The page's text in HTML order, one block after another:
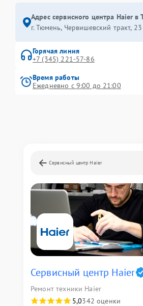
Адрес сервисного центра Haier в
г. Тюмень, ​Червишевский тракт, 23
Горячая линия
+7 (345) 221-57-86
Время работы
Ежедневно с 9:00 до 21:00
Сервисный центр Haier
Сервисный центр Haier
Ремонт техники Haier
5,0342 оценки